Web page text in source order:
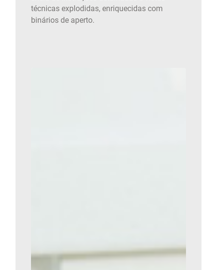
técnicas explodidas, enriquecidas com
binários de aperto.